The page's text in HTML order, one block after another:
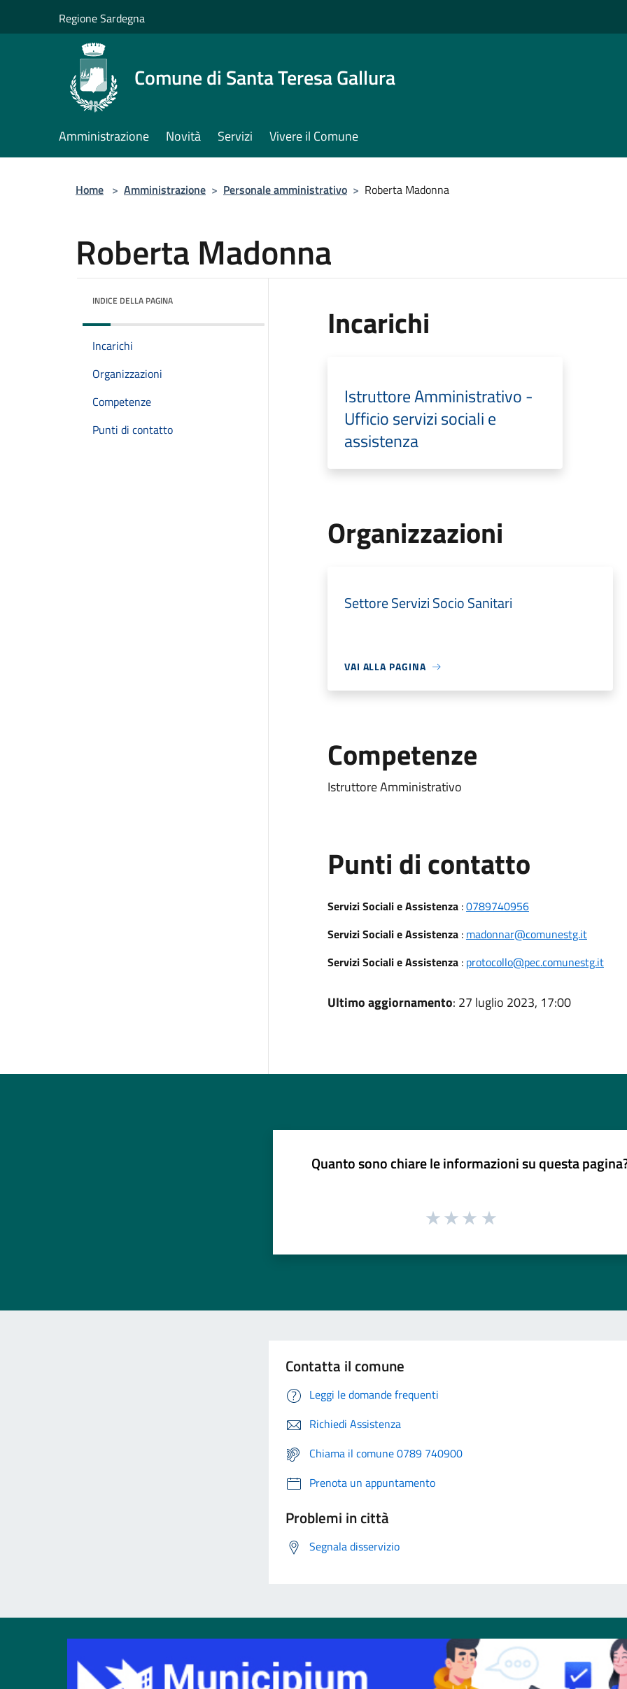
Regione Sardegna
Comune di Santa Teresa Gallura
Amministrazione Novità Servizi Vivere il Comune
Home > Amministrazione > Personale amministrativo > Roberta Madonna
Roberta Madonna
INDICE DELLA PAGINA
Incarichi
Organizzazioni
Competenze
Punti di contatto
Incarichi
Istruttore Amministrativo -
Ufficio servizi sociali e
assistenza
Organizzazioni
Settore Servizi Socio Sanitari
VAI ALLA PAGINA
Competenze
Istruttore Amministrativo
Punti di contatto
Servizi Sociali e Assistenza:0789740956
Servizi Sociali e Assistenza: madonnar@comunestg.it
Servizi Sociali e Assistenza: protocollo@pec.comunestg.it
Ultimo aggiornamento: 27 luglio 2023, 17:00
Quanto sono chiare le informazioni su questa
Contatta il comune
Leggi le domande frequenti
Richiedi Assistenza
Chiama il comune 0789 740900
Prenota un appuntamento
Problemi in città
Segnala disservizio